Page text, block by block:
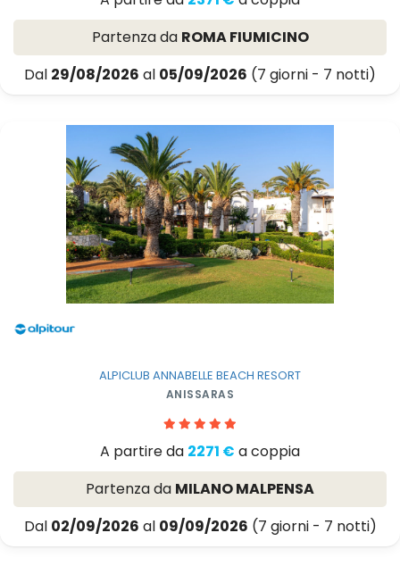
Partenza da ROMA FIUMICINO
Dal 29/08/2026 al 05/09/2026 (7 giorni - 7 notti)
ALPICLUB ANNABELLE BEACH RESORT
ANISSARAS
A partire da 2271 € a coppia
Partenza da MILANO MALPENSA
Dal 02/09/2026 al 09/09/2026 (7 giorni - 7 notti)